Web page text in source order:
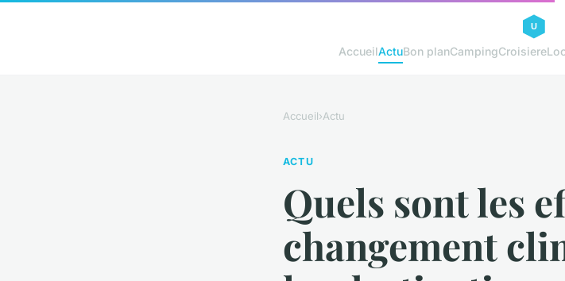
AccueilActuBon planCampingCroisiere
Accueil›Actu
ACTU
Quels sont les
changement